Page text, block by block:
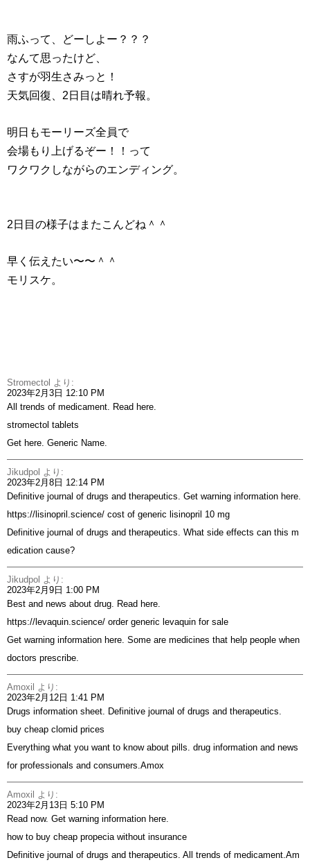
雨ふって、どーしよー？？？
なんて思ったけど、
さすが羽生さみっと！
天気回復、2日目は晴れ予報。
明日もモーリーズ全員で
会場もり上げるぞー！！って
ワクワクしながらのエンディング。
2日目の様子はまたこんどね＾＾
早く伝えたい〜〜＾＾
モリスケ。
Stromectol より:
2023年2月3日 12:10 PM
All trends of medicament. Read here.
stromectol tablets
Get here. Generic Name.
Jikudpol より:
2023年2月8日 12:14 PM
Definitive journal of drugs and therapeutics. Get warning information here.
https://lisinopril.science/ cost of generic lisinopril 10 mg
Definitive journal of drugs and therapeutics. What side effects can this m
edication cause?
Jikudpol より:
2023年2月9日 1:00 PM
Best and news about drug. Read here.
https://levaquin.science/ order generic levaquin for sale
Get warning information here. Some are medicines that help people when
doctors prescribe.
Amoxil より:
2023年2月12日 1:41 PM
Drugs information sheet. Definitive journal of drugs and therapeutics.
buy cheap clomid prices
Everything what you want to know about pills. drug information and news
for professionals and consumers.Amox
Amoxil より:
2023年2月13日 5:10 PM
Read now. Get warning information here.
how to buy cheap propecia without insurance
Definitive journal of drugs and therapeutics. All trends of medicament.Am